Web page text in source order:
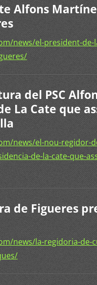
Alfons
news/el-president-de-
del PSC
La Cate que
news/el-nou-regidor-
de-la-cate-que-
de Figueres
news/la-regidoria-de-